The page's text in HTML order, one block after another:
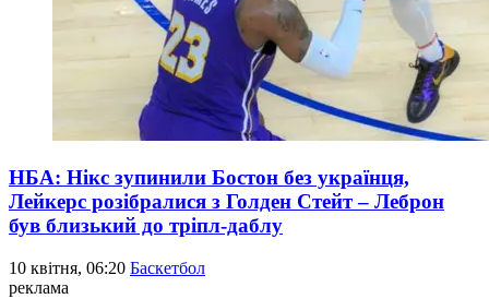
НБА: Нікс зупинили Бостон без українця,
Лейкерс розібралися з Голден Стейт – Леброн
був близький до тріпл-даблу
10 квітня, 06:20 Баскетбол
реклама